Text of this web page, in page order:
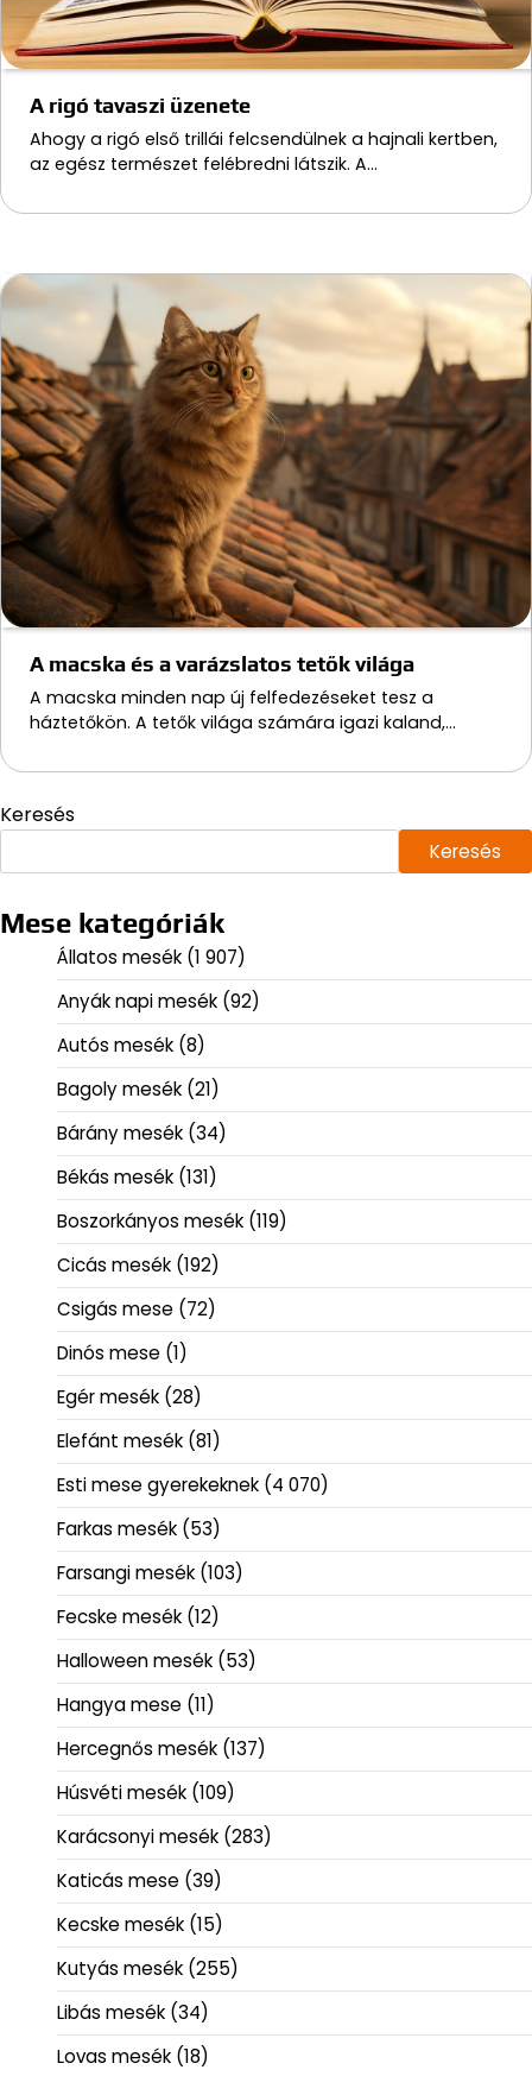
A rigó tavaszi üzenete
Ahogy a rigó első trillái felcsendülnek a hajnali kertben,
az egész természet felébredni látszik. A…
A macska és a varázslatos tetők világa
A macska minden nap új felfedezéseket tesz a
háztetőkön. A tetők világa számára igazi kaland,…
Keresés
Keresés
Mese kategóriák
Állatos mesék (1 907)
Anyák napi mesék (92)
Autós mesék (8)
Bagoly mesék (21)
Bárány mesék (34)
Békás mesék (131)
Boszorkányos mesék (119)
Cicás mesék (192)
Csigás mese (72)
Dinós mese (1)
Egér mesék (28)
Elefánt mesék (81)
Esti mese gyerekeknek (4 070)
Farkas mesék (53)
Farsangi mesék (103)
Fecske mesék (12)
Halloween mesék (53)
Hangya mese (11)
Hercegnős mesék (137)
Húsvéti mesék (109)
Karácsonyi mesék (283)
Katicás mese (39)
Kecske mesék (15)
Kutyás mesék (255)
Libás mesék (34)
Lovas mesék (18)